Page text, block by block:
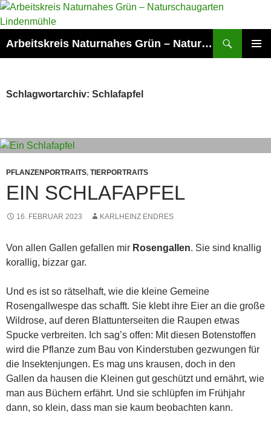
Zum
Inhalt
Arbeitskreis Naturnahes Grün – Naturschaugarten Lindenmühle
Schlagwortarchiv: Schlafapfel
PFLANZENPORTRAITS, TIERPORTRAITS
EIN SCHLAFAPFEL
16. FEBRUAR 2023 KARLHEINZ ENDRES
Von allen Gallen gefallen mir Rosengallen. Sie sind knallig
korallig, bizzar gar.
Und es ist so rätselhaft, wie die kleine Gemeine
Rosengallwespe das schafft. Sie klebt ihre Eier an die große
Wildrose, auf deren Blattunterseiten die Raupen etwas
Spucke verbreiten. Ich sag’s offen: Mit diesen Botenstoffen
wird die Pflanze zum Bau von Kinderstuben gezwungen für
die Insektenjungen. Es mag uns krausen, doch in den
Gallen da hausen die Kleinen gut geschützt und ernährt, wie
man aus Büchern erfährt. Und sie schlüpfen im Frühjahr
dann, so klein, dass man sie kaum beobachten kann.